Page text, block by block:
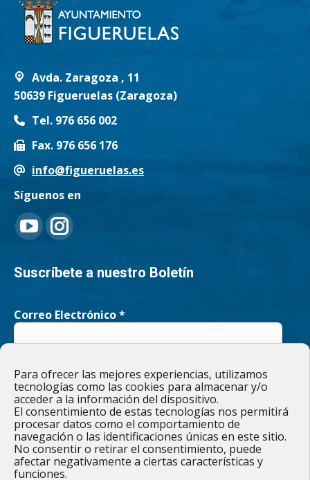
Para ofrecer las mejores experiencias, utilizamos
tecnologías como las cookies para almacenar y/o
acceder a la información del dispositivo.
El consentimiento de estas tecnologías nos permitirá
procesar datos como el comportamiento de
navegación o las identificaciones únicas en este sitio.
No consentir o retirar el consentimiento, puede
afectar negativamente a ciertas características y
funciones.
Avda. Zaragoza , 11
50639 Figueruelas (Zaragoza)
Tel. 976 656 002
Fax. 976 656 176
info@figueruelas.es
Síguenos en
Encuéntranos en:
YouTube
page
in
window
Instagram
page
in
window
Suscríbete a nuestro Boletín
Correo Electrónico*
He leído y acepto laPolítica de privacidad
Responsable » Ayuntamiento de Figueruelas / Finalidad » enviarte
nuestras publicaciones y noticias. / Legitimación » tu
consentimiento. / Destinatarios » solo se realizan cesiones si
existe una obligación legal. / Derechos » podrás ejercer tus